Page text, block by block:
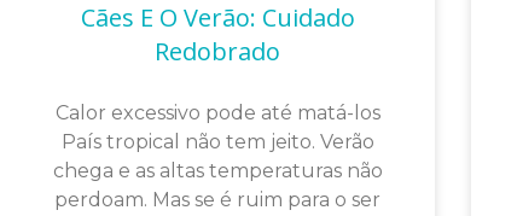
Cães E O Verão: Cuidado
Redobrado
Calor excessivo pode até matá-los
País tropical não tem jeito. Verão
chega e as altas temperaturas não
perdoam. Mas se é ruim para o ser